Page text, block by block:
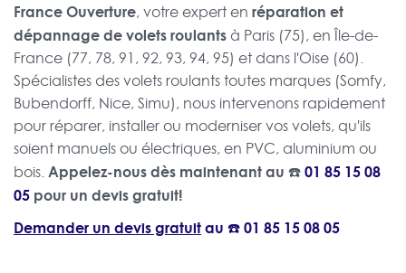
France Ouverture, votre expert en réparation et
dépannage de volets roulantsà Paris (75), en Île-de-
France (77, 78, 91, 92, 93, 94, 95) et dans l'Oise (60).
Spécialistes des volets roulants toutes marques (Somfy,
Bubendorff, Nice, Simu), nous intervenons rapidement
pour réparer, installer ou moderniser vos volets, qu'ils
soient manuels ou électriques, en PVC, aluminium ou
bois.Appelez-nous dès maintenant au ☎️01 85 15 08
05 pour un devis gratuit!
Demander un devis gratuitau ☎️01 85 15 08 05